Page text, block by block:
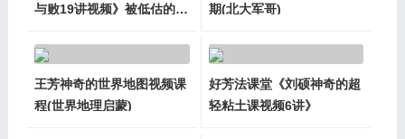
与败19讲视频》被低估的王
期(北大军哥)
王芳神奇的世界地图视频课
程(世界地理启蒙)
好芳法课堂《刘硕神奇的超
轻粘土课视频6讲》